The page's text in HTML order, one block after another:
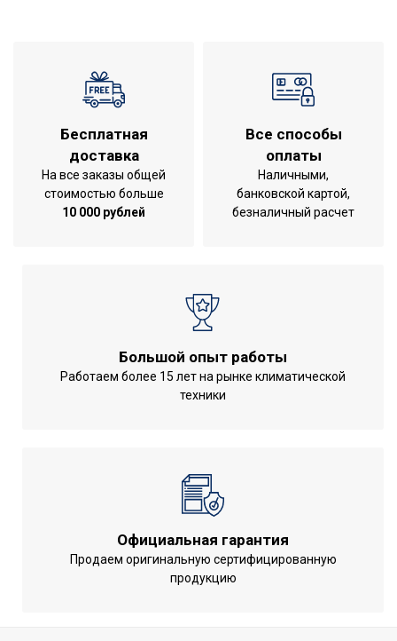
Ширина товара
стержнями
Сечение кабеля
2,30х3,65
Вес товара (нетто)
1.602
0.18
В плиточный клей
Длина соединительного
кабеля питания
2
Монтаж скрытый
Да
Антиискровая защита
Нет
Бытовое
Бесплатная
доставка
На все заказы общей
стоимостью больше
10 000 рублей
Все способы
оплаты
Наличными,
банковской картой,
безналичный расчет
Большой опыт работы
Работаем более 15 лет на рынке климатической
техники
Официальная гарантия
Продаем оригинальную сертифицированную
продукцию